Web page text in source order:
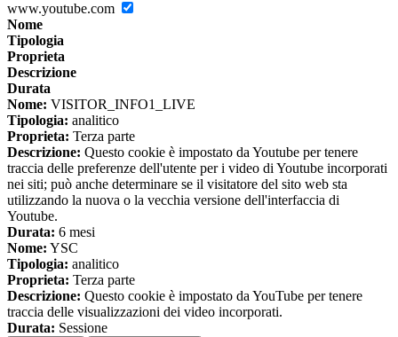
www.youtube.com
Nome
Tipologia
Proprieta
Descrizione
Durata
Nome: VISITOR_INFO1_LIVE
Tipologia: analitico
Proprieta: Terza parte
Descrizione: Questo cookie è impostato da Youtube per tenere
traccia delle preferenze dell'utente per i video di Youtube incorporati
nei siti; può anche determinare se il visitatore del sito web sta
utilizzando la nuova o la vecchia versione dell'interfaccia di
Youtube.
Durata: 6 mesi
Nome: YSC
Tipologia: analitico
Proprieta: Terza parte
Descrizione: Questo cookie è impostato da YouTube per tenere
traccia delle visualizzazioni dei video incorporati.
Durata: Sessione